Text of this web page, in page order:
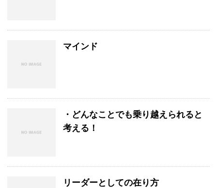
マインド
・どんなことでも乗り越えられると
考える！
リーダーとしての在り方